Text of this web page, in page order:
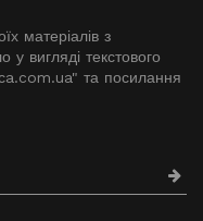
матеріалів з
вигляді текстового
та посилання